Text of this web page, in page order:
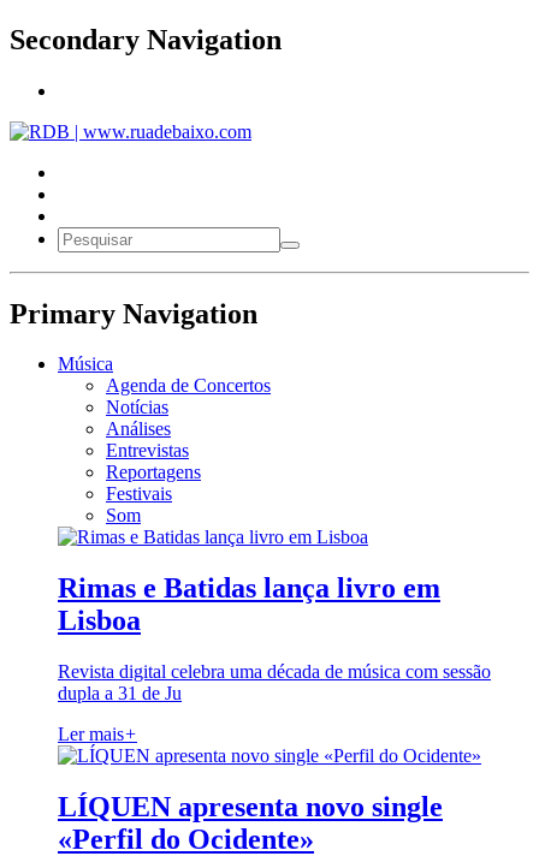
Secondary Navigation
Primary Navigation
Música
Agenda de Concertos
Notícias
Análises
Entrevistas
Reportagens
Festivais
Som
Rimas e Batidas lança livro em
Lisboa
Revista digital celebra uma década de música com sessão
dupla a 31 de Ju
Ler mais+
LÍQUEN apresenta novo single
«Perfil do Ocidente»